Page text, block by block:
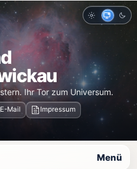
Ihr Tor zum Universum.
E-Mail
Impressum
Hell Auto
Menü